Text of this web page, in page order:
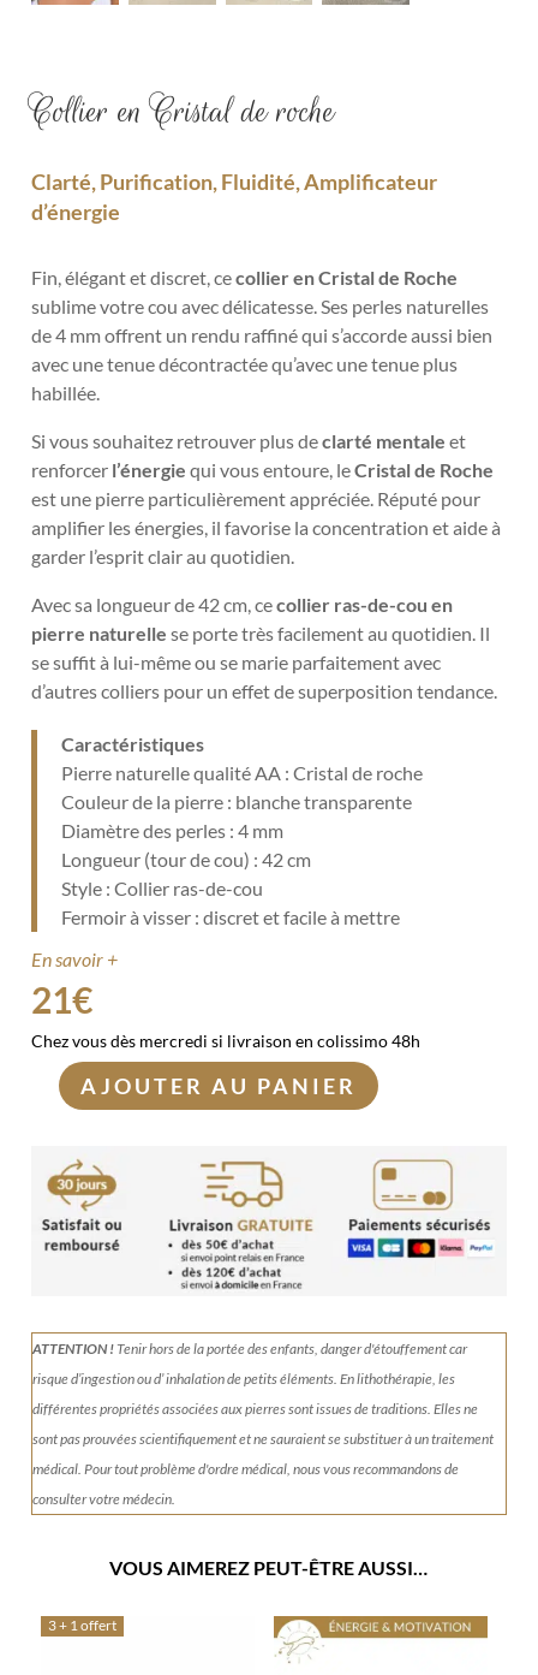
Collier en Cristal de roche
Clarté, Purification, Fluidité, Amplificateur
d’énergie
Fin, élégant et discret, cecollier en Cristal de Roche
sublime votre cou avec délicatesse. Ses perles naturelles
de 4 mm offrent un rendu raffiné qui s’accorde aussi bien
avec une tenue décontractée qu’avec une tenue plus
habillée.
Si vous souhaitez retrouver plus declarté mentale et
renforcer l’énergie qui vous entoure, leCristal de Roche
est une pierre particulièrement appréciée. Réputé pour
amplifier les énergies, il favorise la concentration et aide à
garder l’esprit clair au quotidien.
Avec sa longueur de 42 cm, cecollier ras-de-cou en
pierre naturelle se porte très facilement au quotidien. Il
se suffit à lui-même ou se marie parfaitement avec
d’autres colliers pour un effet de superposition tendance.
Caractéristiques
Pierre naturelle qualité AA : Cristal de roche
Couleur de la pierre : blanche transparente
Diamètre des perles : 4 mm
Longueur (tour de cou) : 42 cm
Style : Collier ras-de-cou
Fermoir à visser : discret et facile à mettre
En savoir +
21€
Chez vous dès mercredi si livraison en colissimo 48h
quantité
Collier
en
Cristal
de
AJOUTER AU PANIER
ATTENTION !Tenirhors de la portée des enfants, danger d'étouffement car
risque d’ingestion ou d’ inhalation de petits éléments.En lithothérapie, les
différentes propriétés associées aux pierres sont issues de traditions. Elles ne
sont pas prouvées scientifiquement et ne sauraient se substituer à un traitement
médical. Pour tout problème d'ordre médical, nous vous recommandons de
consulter votre médecin.
VOUS AIMEREZ PEUT-ÊTRE AUSSI…
3 + 1 offert